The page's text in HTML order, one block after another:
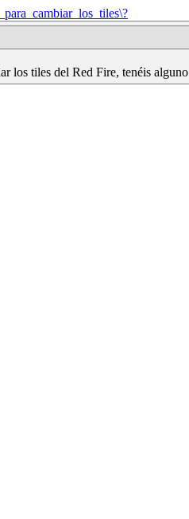
los tiles del Red Fire, tenéis